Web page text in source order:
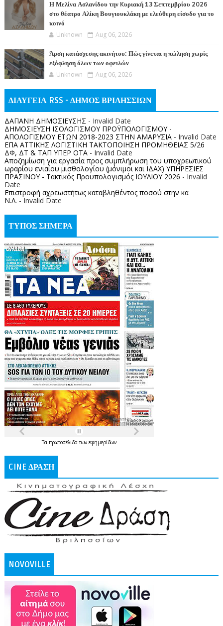
Η Μελίνα Ασλανίδου την Kυριακή 13 Σεπτεμβρίου 2026
στο θέατρο Αλίκη Βουγιουκλάκη με ελεύθερη είσοδο για το
κοινό
Unknown Aug 06, 2026
Άρση κατάσχεσης ακινήτου: Πώς γίνεται η πώληση χωρίς
εξόφληση όλων των οφειλών
Unknown Aug 06, 2026
ΔΙΑΥΓΕΙΑ RSS - ΔΗΜΟΣ ΒΡΙΛΗΣΣΙΩΝ
ΔΑΠΑΝΗ ΔΗΜΟΣΙΕΥΣΗΣ - Invalid Date
ΔΗΜΟΣΙΕΥΣΗ ΙΣΟΛΟΓΙΣΜΟΥ ΠΡΟΫΠΟΛΟΓΙΣΜΟΥ -
ΑΠΟΛΟΓΙΣΜΟΥ ΕΤΩΝ 2018-2023 ΣΤΗΝ ΑΜΑΡΥΣΙΑ- Invalid Date
ΕΠΑ ΑΤΤΙΚΗΣ ΛΟΓΙΣΤΙΚΗ ΤΑΚΤΟΠΟΙΗΣΗ ΠΡΟΜΗΘΕΙΑΣ 5/26
ΔΦ, ΔΤ & ΤΑΠ ΥΠΕΡ ΟΤΑ- Invalid Date
Αποζημίωση για εργασία προς συμπλήρωση του υποχρεωτικού
ωραρίου ενιαίου μισθολογίου (μόνιμοι και ΙΔΑΧ) ΥΠΗΡΕΣΙΕΣ
ΠΡΑΣΙΝΟΥ - Τακτικός Προυπολογισμός ΙΟΥΛΙΟΥ 2026 - Invalid
Date
Επιστροφή αχρεωστήτως καταβληθέντος ποσoύ στην κα
Ν.Λ. - Invalid Date
ΤΥΠΟΣ ΣΗΜΕΡΑ
Τα πρωτοσέλιδατων εφημερίδων
CINE ΔΡΑΣΗ
NOVOVILLE